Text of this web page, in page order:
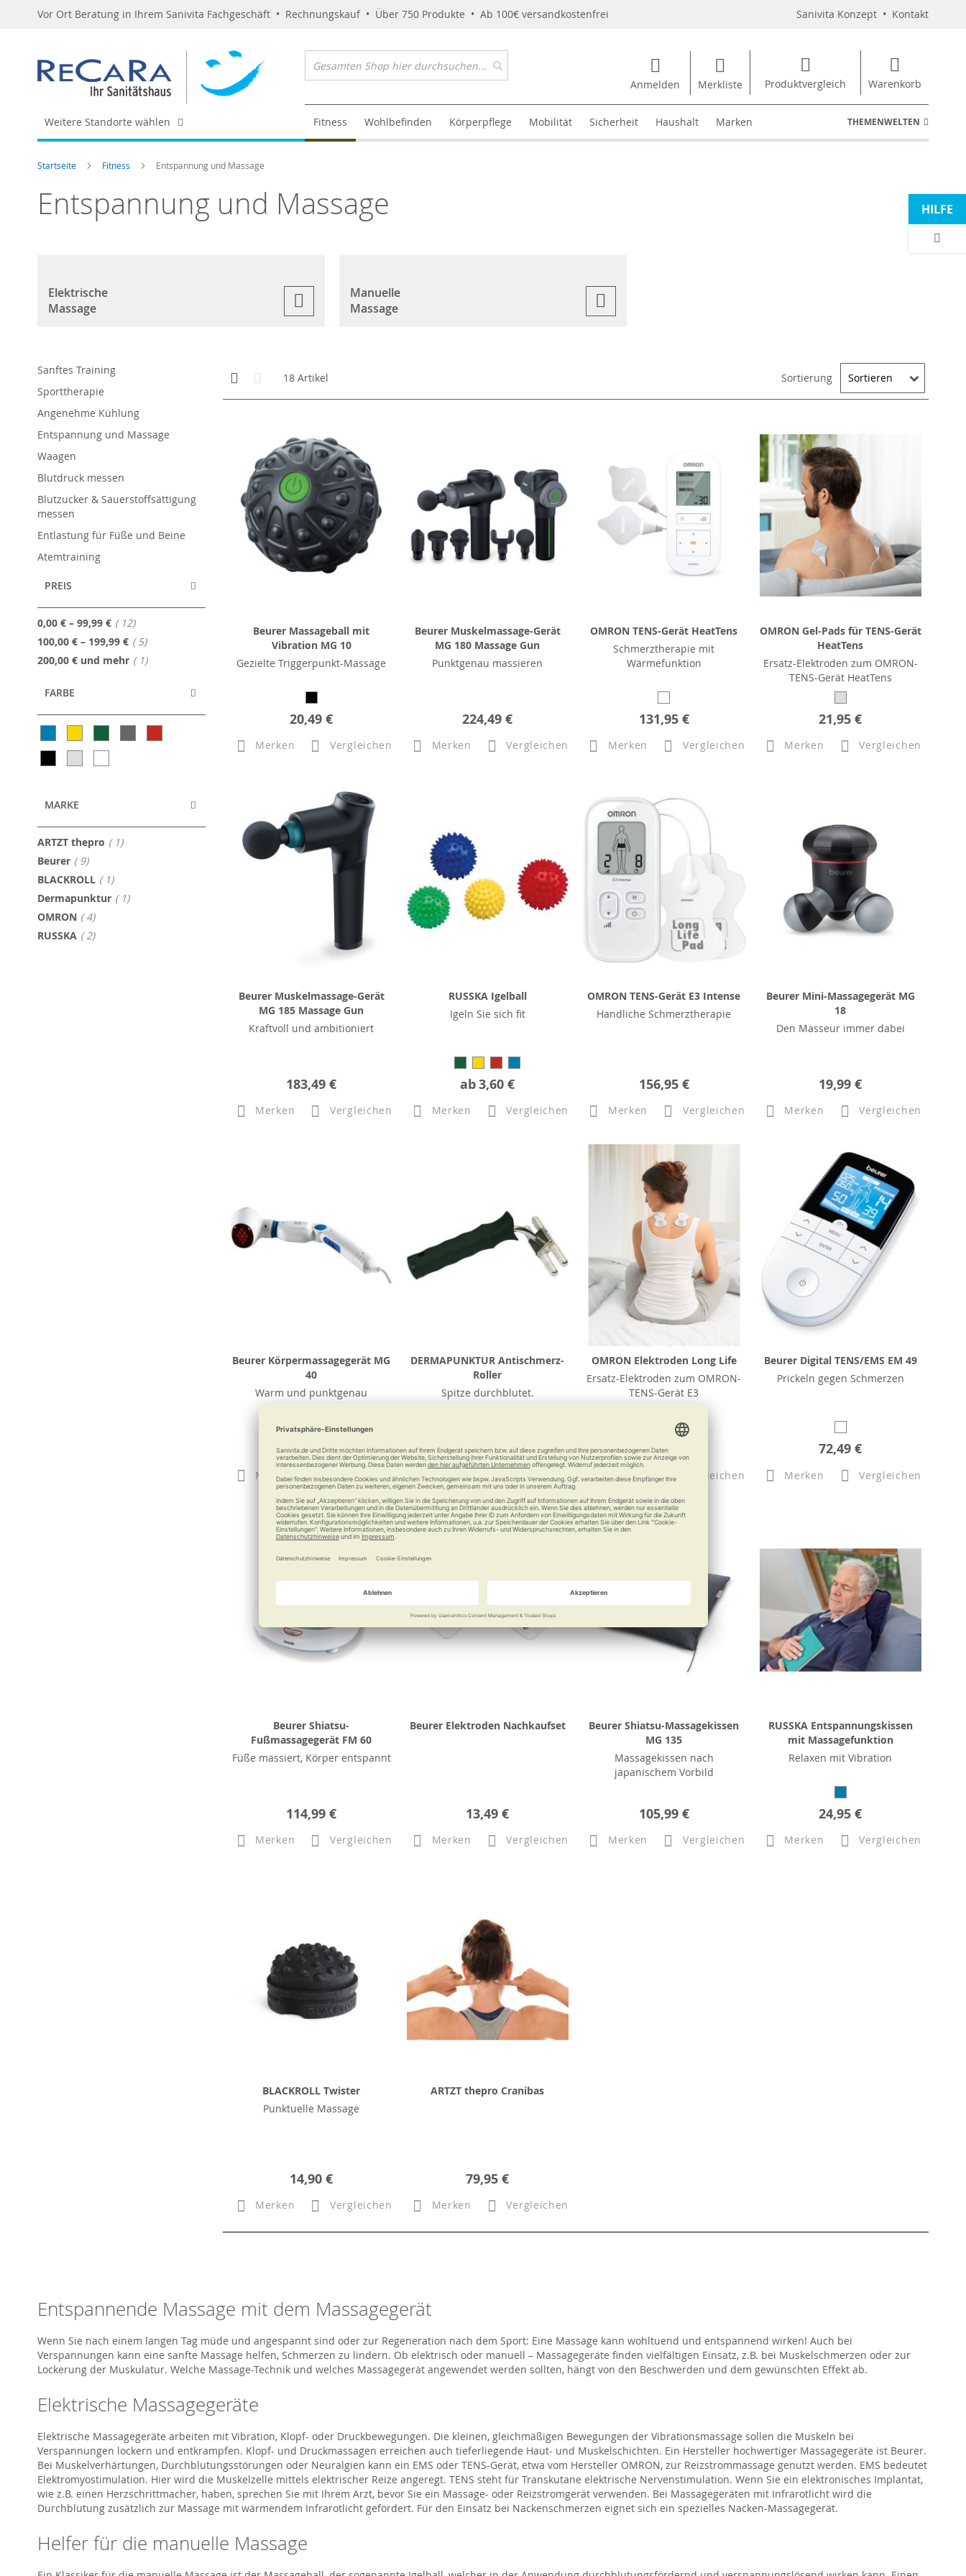
Vor Ort Beratung in Ihrem Sanivita Fachgeschäft • Rechnungskauf • Über 750 Produkte • Ab 100€ versandkostenfrei Sanivita Konzept • Kontakt
Anmelden Merkliste Produktvergleich Warenkorb
Weitere Standorte wählen Fitness Wohlbefinden Körperpflege Mobilität Sicherheit Haushalt Marken THEMENWELTEN
Startseite Fitness Entspannung und Massage
Entspannung und Massage
Elektrische
Massage
Manuelle
Massage
Anzeigen
als
Kachelansicht
18 Artikel Sortierung
Beurer Massageball mit
Vibration MG 10
Gezielte Triggerpunkt-Massage
20,49 €
Merken Vergleichen
Beurer Muskelmassage-Gerät
MG 180 Massage Gun
Punktgenau massieren
224,49 €
Merken Vergleichen
OMRON TENS-Gerät HeatTens
Schmerztherapie mit
Wärmefunktion
131,95 €
Merken Vergleichen
OMRON Gel-Pads für TENS-Gerät
HeatTens
Ersatz-Elektroden zum OMRON-
TENS-Gerät HeatTens
21,95 €
Merken Vergleichen
Beurer Muskelmassage-Gerät
MG 185 Massage Gun
Kraftvoll und ambitioniert
183,49 €
Merken Vergleichen
RUSSKA Igelball
Igeln Sie sich fit
ab3,60 €
Merken Vergleichen
OMRON TENS-Gerät E3 Intense
Handliche Schmerztherapie
156,95 €
Merken Vergleichen
Beurer Mini-Massagegerät MG
18
Den Masseur immer dabei
19,99 €
Merken Vergleichen
Beurer Körpermassagegerät MG
40
Warm und punktgenau
61,49 €
Merken Vergleichen
DERMAPUNKTUR Antischmerz-
Roller
Spitze durchblutet.
ab59,00 €
Merken Vergleichen
OMRON Elektroden Long Life
Ersatz-Elektroden zum OMRON-
TENS-Gerät E3
25,50 €
Merken Vergleichen
Beurer Digital TENS/EMS EM 49
Prickeln gegen Schmerzen
72,49 €
Merken Vergleichen
Beurer Shiatsu-
Fußmassagegerät FM 60
Füße massiert, Körper entspannt
114,99 €
Merken Vergleichen
Beurer Elektroden Nachkaufset
13,49 €
Merken Vergleichen
Beurer Shiatsu-Massagekissen
MG 135
Massagekissen nach
japanischem Vorbild
105,99 €
Merken Vergleichen
RUSSKA Entspannungskissen
mit Massagefunktion
Relaxen mit Vibration
24,95 €
Merken Vergleichen
BLACKROLL Twister
Punktuelle Massage
14,90 €
Merken Vergleichen
ARTZT thepro Cranibas
79,95 €
Merken Vergleichen
Sanftes Training
Sporttherapie
Angenehme Kühlung
Entspannung und Massage
Waagen
Blutdruck messen
Blutzucker & Sauerstoffsättigung
messen
Entlastung für Füße und Beine
Atemtraining
PREIS
0,00 € – 99,99 € 12Artikel
100,00 € – 199,99 € 5Artikel
200,00 € und mehr 1Artikel
FARBE
MARKE
ARTZT thepro 1Artikel
Beurer 9Artikel
BLACKROLL 1Artikel
Dermapunktur 1Artikel
OMRON 4Artikel
RUSSKA 2Artikel
Entspannende Massage mit dem Massagegerät
Wenn Sie nach einem langen Tag müde und angespannt sind oder zur Regeneration nach dem Sport: Eine Massage kann wohltuend und entspannend wirken! Auch bei
Verspannungen kann eine sanfte Massage helfen, Schmerzen zu lindern. Ob elektrisch oder manuell – Massagegeräte finden vielfältigen Einsatz, z.B. bei Muskelschmerzen oder zur
Lockerung der Muskulatur. Welche Massage-Technik und welches Massagegerät angewendet werden sollten, hängt von den Beschwerden und dem gewünschten Effekt ab.
Elektrische Massagegeräte
Elektrische Massagegeräte arbeiten mit Vibration, Klopf- oder Druckbewegungen. Die kleinen, gleichmäßigen Bewegungen der Vibrationsmassage sollen die Muskeln bei
Verspannungen lockern und entkrampfen. Klopf- und Druckmassagen erreichen auch tieferliegende Haut- und Muskelschichten. Ein Hersteller hochwertiger Massagegeräte ist Beurer.
Bei Muskelverhärtungen, Durchblutungsstörungen oder Neuralgien kann ein EMS oder TENS-Gerät, etwa vom Hersteller OMRON, zur Reizstrommassage genutzt werden. EMS bedeutet
Elektromyostimulation. Hier wird die Muskelzelle mittels elektrischer Reize angeregt. TENS steht für Transkutane elektrische Nervenstimulation. Wenn Sie ein elektronisches Implantat,
wie z.B. einen Herzschrittmacher, haben, sprechen Sie mit Ihrem Arzt, bevor Sie ein Massage- oder Reizstromgerät verwenden. Bei Massagegeräten mit Infrarotlicht wird die
Durchblutung zusätzlich zur Massage mit wärmendem Infrarotlicht gefördert. Für den Einsatz bei Nackenschmerzen eignet sich ein spezielles Nacken-Massagegerät.
Helfer für die manuelle Massage
HILFE